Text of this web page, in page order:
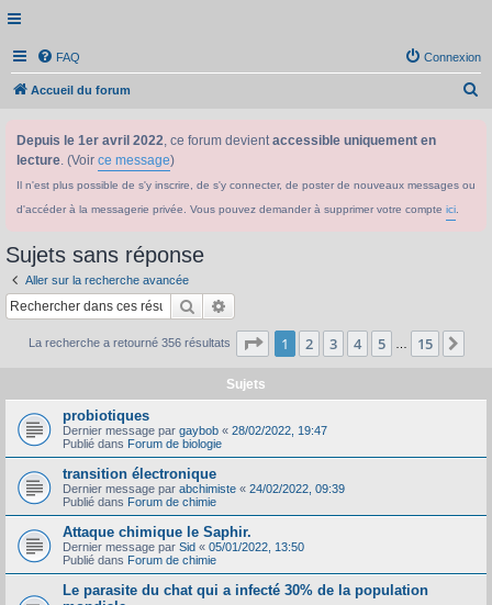
FAQ Connexion
Accueil du forum
Depuis le 1er avril 2022, ce forum devientaccessible uniquement en
lecture. (Voir ce message)
Il n'est plus possible de s'y inscrire, de s'y connecter, de poster de nouveaux messages ou
d'accéder à la messagerie privée. Vous pouvez demander à supprimer votre compte ici
Sujets sans réponse
Aller sur la recherche avancée
Rechercher
La recherche a retourné 356 résultats Page 1sur15
1 2 3 4 5 15
Sujets
probiotiques
Dernier message par gaybob « 28/02/2022, 19:47
Publié dans Forum de biologie
transition électronique
Dernier message par abchimiste « 24/02/2022, 09:39
Publié dans Forum de chimie
Attaque chimique le Saphir.
Dernier message par Sid « 05/01/2022, 13:50
Publié dans Forum de chimie
Le parasite du chat qui a infecté 30% de la population